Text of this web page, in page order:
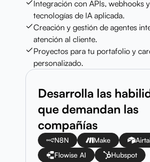
Integración con APIs, webhooks
tecnologías de IA aplicada.
Creación y gestión de agentes
atención al cliente.
Proyectos para tu portafolio y
personalizado.
Desarrolla las
que demandan las
compañías
N8N Make
Flowise AI
Hubspot